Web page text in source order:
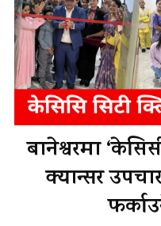
बानेश्वरमा
क्यान्सर